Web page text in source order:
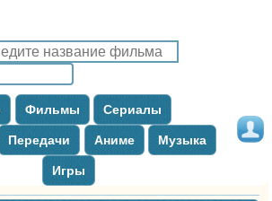
Фильмы Сериалы
Передачи Аниме Музыка
Игры